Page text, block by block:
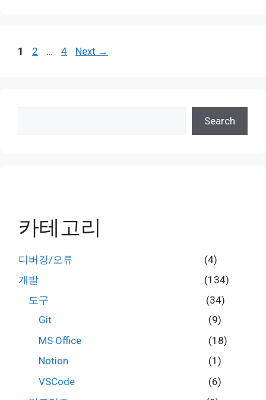
Page
1 Page
2 … Page
4 Next →
Search
카테고리
디버깅/오류
(4)
개발
(134)
도구
(34)
Git
(9)
MS Office
(18)
Notion
(1)
VSCode
(6)